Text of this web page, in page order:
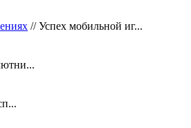
// Успех мобильной иг...